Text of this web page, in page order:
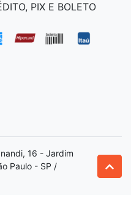
PIX E BOLETO
16 - Jardim
Paulo - SP /